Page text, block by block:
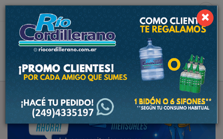
2.2 ºC 10 de agosto de 2026 ×